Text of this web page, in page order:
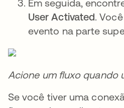
Em seguida,
User Activated.
evento na parte
Acione um fluxo quando
Se você tiver uma